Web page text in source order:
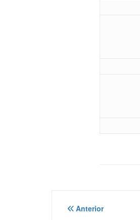
Navegación
Anterior